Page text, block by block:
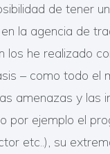
de tener
la agencia de
he realizado
– como todo el
amenazas y las
por ejemplo el
etc..), su